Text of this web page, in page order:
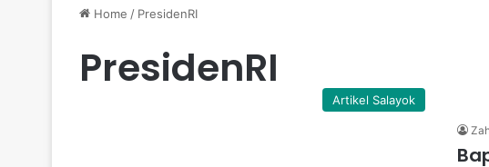
Home / PresidenRI
PresidenRI
Artikel Salayok